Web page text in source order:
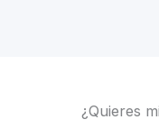
¿Quieres